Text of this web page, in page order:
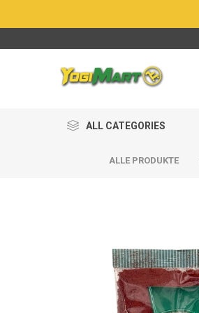
ALL CATEGORIES
ALLE PRODUKTE